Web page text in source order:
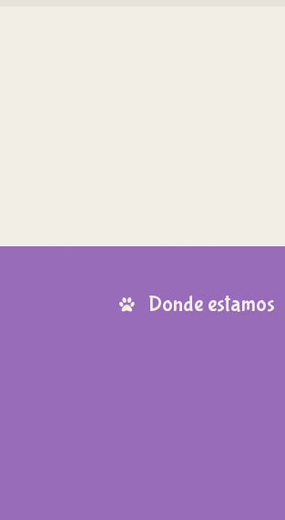
Donde estamos